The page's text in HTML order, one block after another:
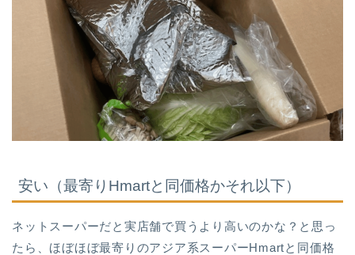
安い（最寄りHmartと同価格かそれ以下）
ネットスーパーだと実店舗で買うより高いのかな？と思っ
たら、ほぼほぼ最寄りのアジア系スーパーHmartと同価格